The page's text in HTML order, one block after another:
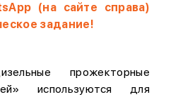
(на сайте справа)
задание!
прожекторные
используются для